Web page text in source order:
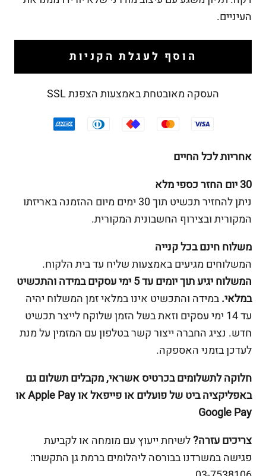
העיניים.
הוסף לעגלת הקניות
העסקה מאובטחת באמצעות הצפנת SSL
אחריות לכל החיים
30 יום החזר כספי מלא
ניתן להחזיר תכשיט תוך 30 ימים מיום ההזמנה באריזתו
המקורית ובצירוף החשבונית המקורית.
משלוח חינם בכל קנייה
המשלוחים מגיעים באמצעות שליח עד בית הלקוח.
המשלוח יגיע תוך יומים עד 5 ימי עסקים במידה והתכשיט
במלאי.במידה והתכשיט אינו במלאי זמן המשלוח יהיה
עד 14 ימי עסקים וזאת בשל הזמן שלוקח לייצר תכשיט
חדש. נציג החברה ייצור קשר בטלפון עם המזמין על מנת
לעדכן בזמני האספקה.
חלוקה לתשלומים בכרטיס אשראי, מקבלים תשלום גם
באפליקציה ביט של פועלים או פייפאל או Apple Pay או
Google Pay
צריכים עזרה?לשיחת ייעוץ עם מומחה או לקביעת
פגישה במשרדנו בבורסה ליהלומים ברמת גן התקשרו: